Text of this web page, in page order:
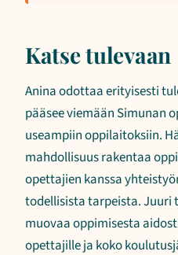
Katse tulevaan
Anina odottaa erityisesti
pääsee viemään Simunan
useampiin oppilaitoksiin.
mahdollisuus rakentaa
opettajien kanssa
todellisista tarpeista. Juuri
muovaa oppimisesta
opettajille ja koko